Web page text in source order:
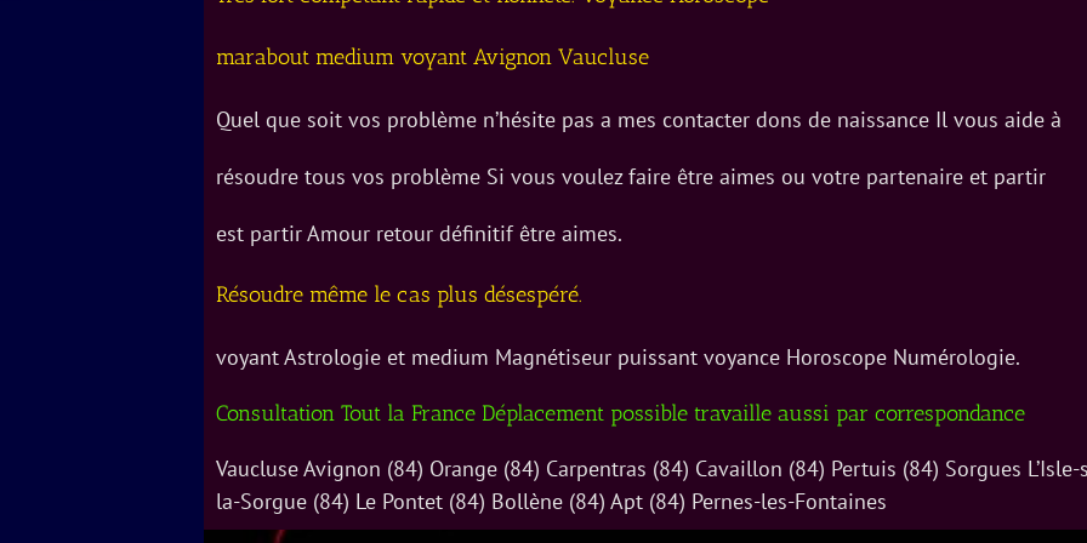
marabout medium voyant Avignon Vaucluse
Quel que soit vos problème n’hésite pas a mes contacter dons de naissance Il vous aide à
résoudre tous vos problème Si vous voulez faire être aimes ou votre partenaire et partir
est partir Amour retour définitif être aimes.
Résoudre même le cas plus désespéré.
voyant Astrologie et medium Magnétiseur puissant voyance Horoscope Numérologie.
Consultation Tout la France Déplacement possible travaille aussi par correspondance
Vaucluse Avignon (84) Orange (84) Carpentras (84) Cavaillon (84) Pertuis (84) Sorgues L’Isle-
la-Sorgue (84) Le Pontet (84) Bollène (84) Apt (84) Pernes-les-Fontaines